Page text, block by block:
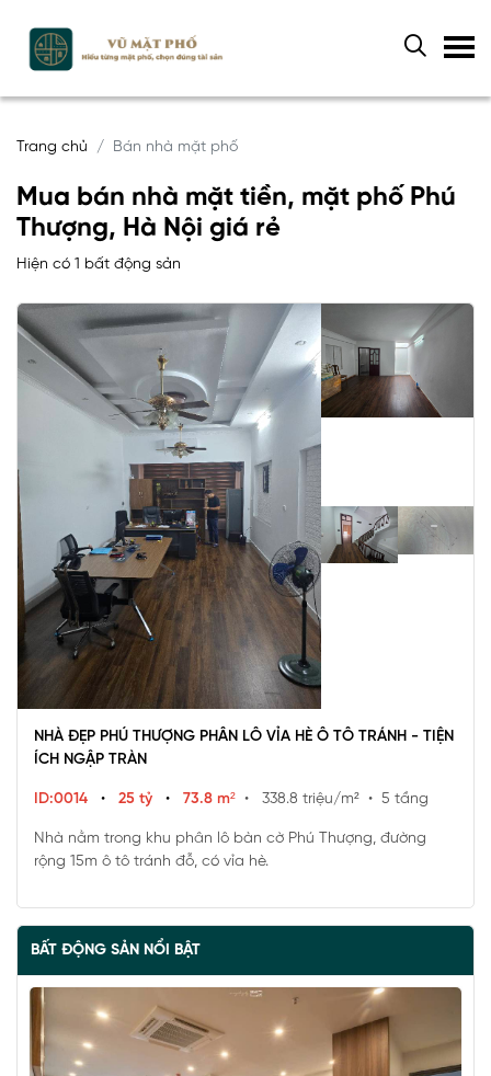
Trang chủ Bán nhà mặt phố
Mua bán nhà mặt tiền, mặt phố Phú
Thượng, Hà Nội giá rẻ
Hiện có 1 bất động sản
NHÀ ĐẸP PHÚ THƯỢNG PHÂN LÔ VỈA HÈ Ô TÔ TRÁNH - TIỆN
ÍCH NGẬP TRÀN
ID:0014 • 25 tỷ • 73.8 m² • 338.8 triệu/m² • 5 tầng
Nhà nằm trong khu phân lô bàn cờ Phú Thượng, đường
rộng 15m ô tô tránh đỗ, có vỉa hè.
BẤT ĐỘNG SẢN NỔI BẬT